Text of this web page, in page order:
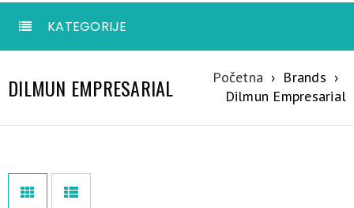
KATEGORIJE
DILMUN EMPRESARIAL Početna › Brands ›
Dilmun Empresarial